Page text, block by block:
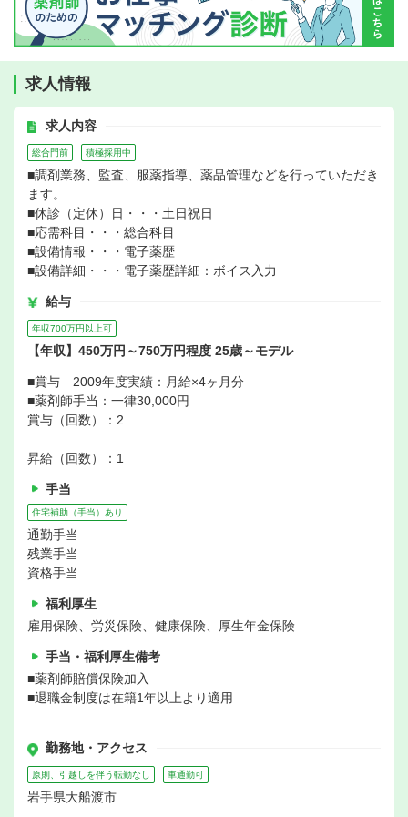
求人情報
求人内容
総合門前 積極採用中
■調剤業務、監査、服薬指導、薬品管理などを行っていただき
ます。
■休診（定休）日・・・土日祝日
■応需科目・・・総合科目
■設備情報・・・電子薬歴
■設備詳細・・・電子薬歴詳細：ボイス入力
給与
年収700万円以上可
【年収】450万円～750万円程度 25歳～モデル
■賞与 2009年度実績：月給×4ヶ月分
■薬剤師手当：一律30,000円
賞与（回数）：2
昇給（回数）：1
手当
住宅補助（手当）あり
通勤手当
残業手当
資格手当
福利厚生
雇用保険、労災保険、健康保険、厚生年金保険
手当・福利厚生備考
■薬剤師賠償保険加入
■退職金制度は在籍1年以上より適用
勤務地・アクセス
原則、引越しを伴う転勤なし 車通勤可
岩手県大船渡市